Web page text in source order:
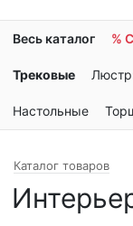
Весь каталог %
Трековые
Настольные
Каталог товаров